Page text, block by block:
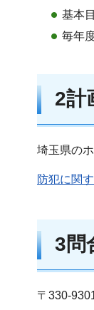
基本
毎年
2計
埼玉県の
防犯に関
3問
〒330-